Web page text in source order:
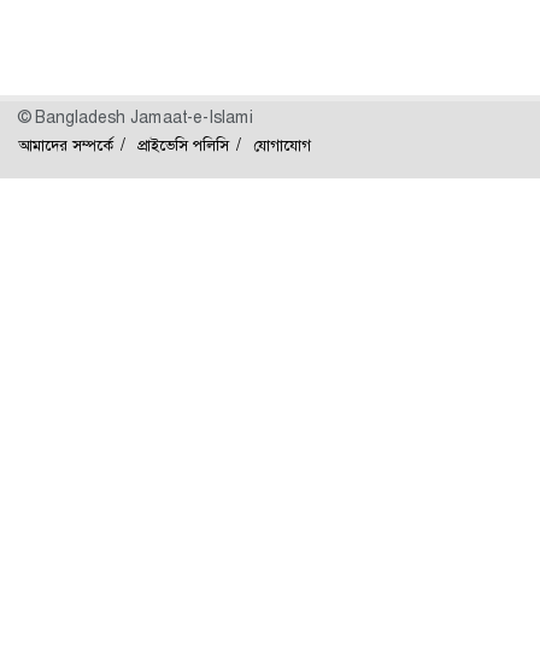
© Bangladesh Jamaat-e-Islami
আমাদের সম্পর্কে প্রাইভেসি পলিসি যোগাযোগ